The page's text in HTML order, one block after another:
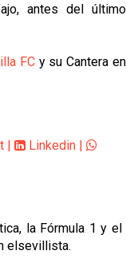
antes del último
FCy su Cantera en
Linkedin
la Fórmula 1 y el
elsevillista.